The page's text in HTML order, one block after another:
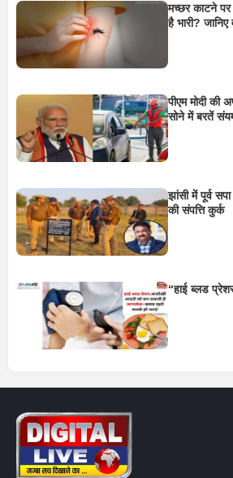
मच्छर काटने
है भारी?
पीएम मोदी की
सोने में बरतें
झांसी में पूर्व
की संपत्ति कुर्क
“हाई ब्लड